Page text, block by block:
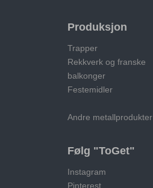
Produksjon
Trapper
Rekkverk og franske
balkonger
Festemidler
Andre metallprodukter
Følg "ToGet"
Instagram
Pinterest